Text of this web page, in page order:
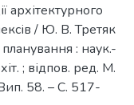
/ Ю. В. Третяк
: наук.-
; відпов. ред. М.
58. – С. 517-